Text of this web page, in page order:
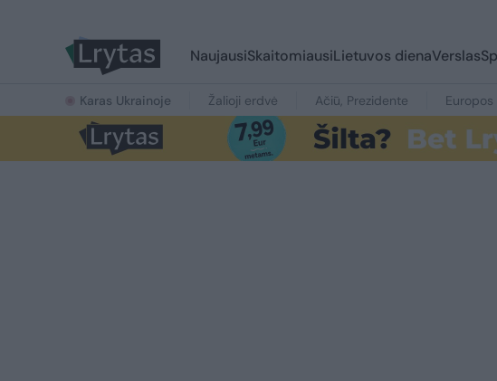
NaujausiSkaitomiausiLietuvos dienaVerslas
Karas Ukrainoje Žalioji erdvė Ačiū, Prezidente